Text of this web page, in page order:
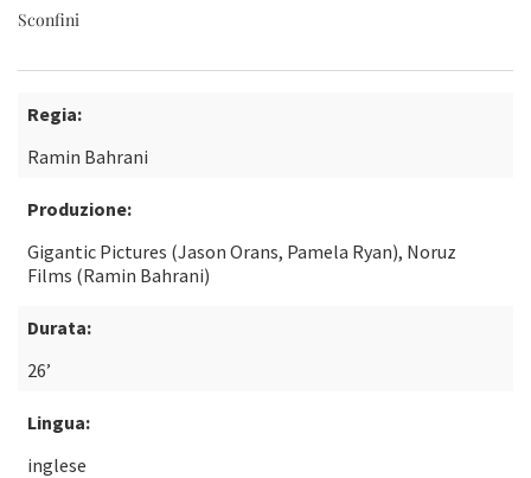
Sconfini
Regia:
Ramin Bahrani
Produzione:
Gigantic Pictures (Jason Orans, Pamela Ryan), Noruz
Films (Ramin Bahrani)
Durata:
26’
Lingua:
inglese